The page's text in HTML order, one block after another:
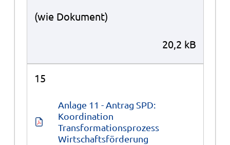
(wie Dokument)
20,2 kB
15
Anlage 11 - Antrag SPD:
Koordination
Transformationsprozess
Wirtschaftsförderung